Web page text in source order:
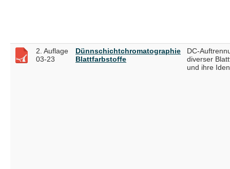
2. Auflage
03-23
Dünnschichtchromatographie
Blattfarbstoffe
DC-
diverser
und ihre